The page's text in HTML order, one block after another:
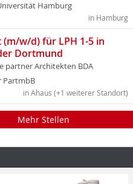
Hamburg
in Hamburg
w/d) für LPH 1-5 in
Dortmund
partner Architekten BDA
PartmbB
in Ahaus (+1 weiterer Standort)
Mehr Stellen